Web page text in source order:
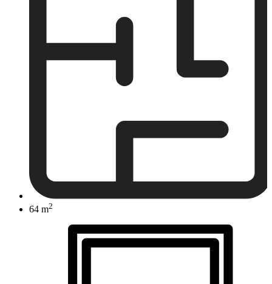
64 m2